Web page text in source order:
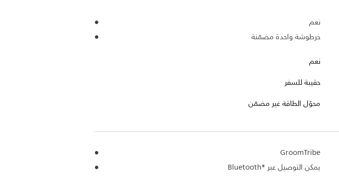
نعم
خرطوشة واحدة مضمّنة
نعم
حقيبة للسفر
محوّل الطاقة غير مضمّن
GroomTribe
يمكن التوصيل عبر Bluetooth®‎